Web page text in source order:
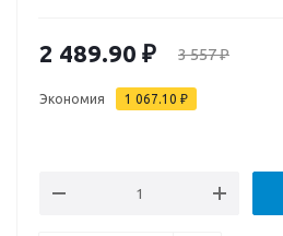
2 489.90 ₽ 3 557₽
Экономия 1 067.10 ₽